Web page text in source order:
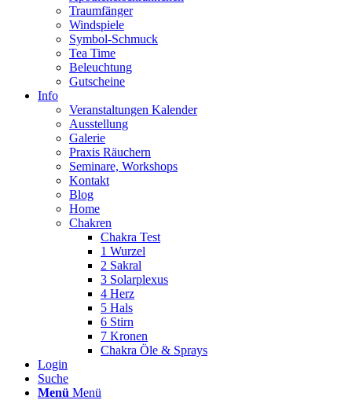
Traumfänger
Windspiele
Symbol-Schmuck
Tea Time
Beleuchtung
Gutscheine
Info
Veranstaltungen Kalender
Ausstellung
Galerie
Praxis Räuchern
Seminare, Workshops
Kontakt
Blog
Home
Chakren
Chakra Test
1 Wurzel
2 Sakral
3 Solarplexus
4 Herz
5 Hals
6 Stirn
7 Kronen
Chakra Öle & Sprays
Login
Suche
Menü Menü